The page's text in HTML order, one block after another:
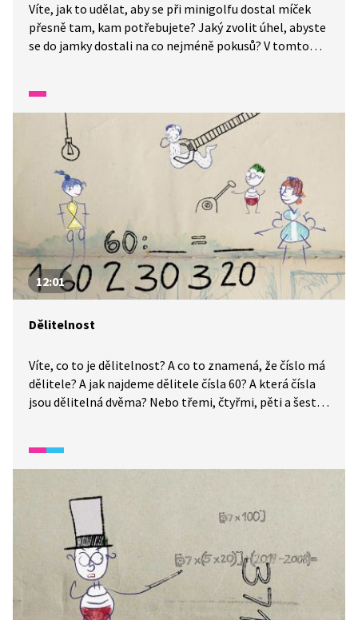
Víte, jak to udělat, aby se při minigolfu dostal míček
přesně tam, kam potřebujete? Jaký zvolit úhel, abyste
se do jamky dostali na co nejméně pokusů? V tomto
12:01
Dělitelnost
Víte, co to je dělitelnost? A co to znamená, že číslo má
dělitele? A jak najdeme dělitele čísla 60? A která čísla
jsou dělitelná dvěma? Nebo třemi, čtyřmi, pěti a šesti?
může být zábava, přesvědčte se!